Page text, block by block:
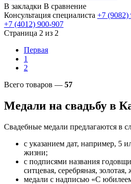
В закладки В сравнение
Консультация специалиста +7 (9082)
+7 (4012) 900-907
Страница 2 из 2
Первая
1
2
Всего товаров — 57
Медали на свадьбу в
Свадебные медали предлагаются в
с указанием дат, например, 5
жизни;
с подписями названия
ситцевая, серебряная,
медали с надписью «С